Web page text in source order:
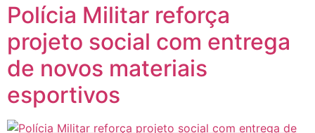
Polícia Militar reforça
projeto social com entrega
de novos materiais
esportivos